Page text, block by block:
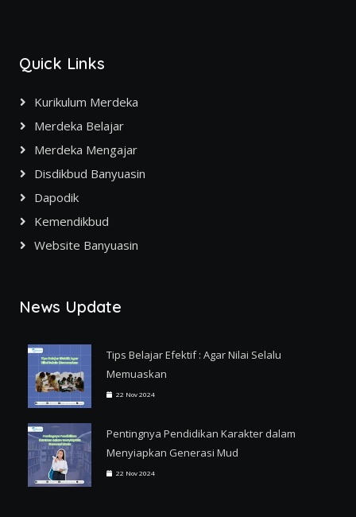
Quick Links
Kurikulum Merdeka
Merdeka Belajar
Merdeka Mengajar
Disdikbud Banyuasin
Dapodik
Kemendikbud
Website Banyuasin
News Update
Tips Belajar Efektif : Agar Nilai Selalu
Memuaskan
22 Nov 2024
Pentingnya Pendidikan Karakter dalam
Menyiapkan Generasi Mud
22 Nov 2024